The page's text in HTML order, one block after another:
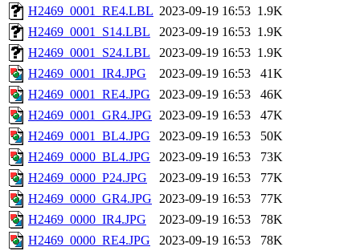
H2469_0001_RE4.LBL 2023-09-19 16:53 1.9K
H2469_0001_S14.LBL
2023-09-19 16:53 1.9K
H2469_0001_S24.LBL
2023-09-19 16:53 1.9K
H2469_0001_IR4.JPG
2023-09-19 16:53
41K
H2469_0001_RE4.JPG
2023-09-19 16:53
46K
H2469_0001_GR4.JPG 2023-09-19 16:53
47K
H2469_0001_BL4.JPG
2023-09-19 16:53
50K
H2469_0000_BL4.JPG
2023-09-19 16:53
73K
H2469_0000_P24.JPG
2023-09-19 16:53
77K
H2469_0000_GR4.JPG 2023-09-19 16:53
77K
H2469_0000_IR4.JPG
2023-09-19 16:53
78K
H2469_0000_RE4.JPG
2023-09-19 16:53
78K